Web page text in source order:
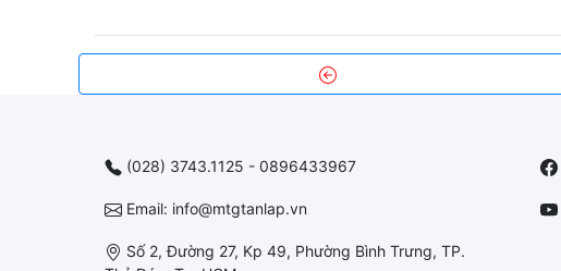
(028) 3743.1125 - 0896433967
Email: info@mtgtanlap.vn
Số 2, Đường 27, Kp 49, Phường Bình Trưng, TP.